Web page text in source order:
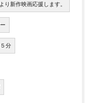
り新作映画応援します。
分